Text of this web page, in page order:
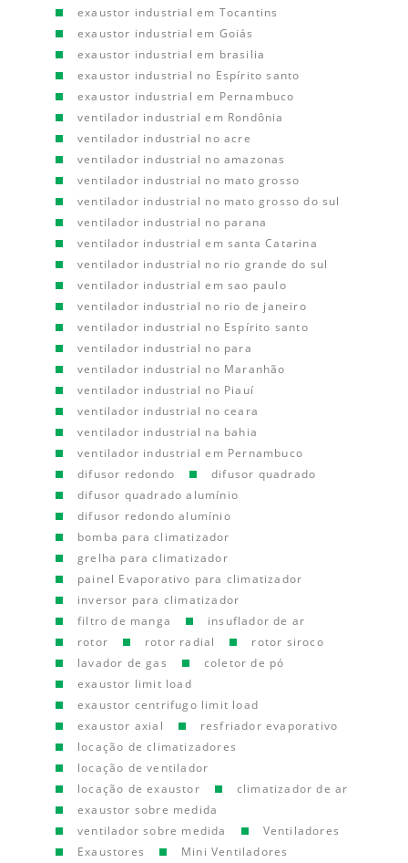
exaustor industrial em Tocantins
exaustor industrial em Goiás
exaustor industrial em brasilia
exaustor industrial no Espírito santo
exaustor industrial em Pernambuco
ventilador industrial em Rondônia
ventilador industrial no acre
ventilador industrial no amazonas
ventilador industrial no mato grosso
ventilador industrial no mato grosso do sul
ventilador industrial no parana
ventilador industrial em santa Catarina
ventilador industrial no rio grande do sul
ventilador industrial em sao paulo
ventilador industrial no rio de janeiro
ventilador industrial no Espírito santo
ventilador industrial no para
ventilador industrial no Maranhão
ventilador industrial no Piauí
ventilador industrial no ceara
ventilador industrial na bahia
ventilador industrial em Pernambuco
difusor redondo
difusor quadrado
difusor quadrado alumínio
difusor redondo alumínio
bomba para climatizador
grelha para climatizador
painel Evaporativo para climatizador
inversor para climatizador
filtro de manga
insuflador de ar
rotor
rotor radial
rotor siroco
lavador de gas
coletor de pó
exaustor limit load
exaustor centrifugo limit load
exaustor axial
resfriador evaporativo
locação de climatizadores
locação de ventilador
locação de exaustor
climatizador de ar
exaustor sobre medida
ventilador sobre medida
Ventiladores
Exaustores
Mini Ventiladores